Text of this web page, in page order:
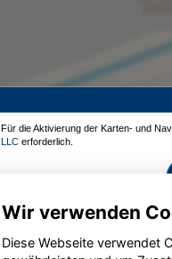
Für die Aktivierung der Karten- und
LLC erforderlich.
Wir verwenden
Diese Webseite verwendet